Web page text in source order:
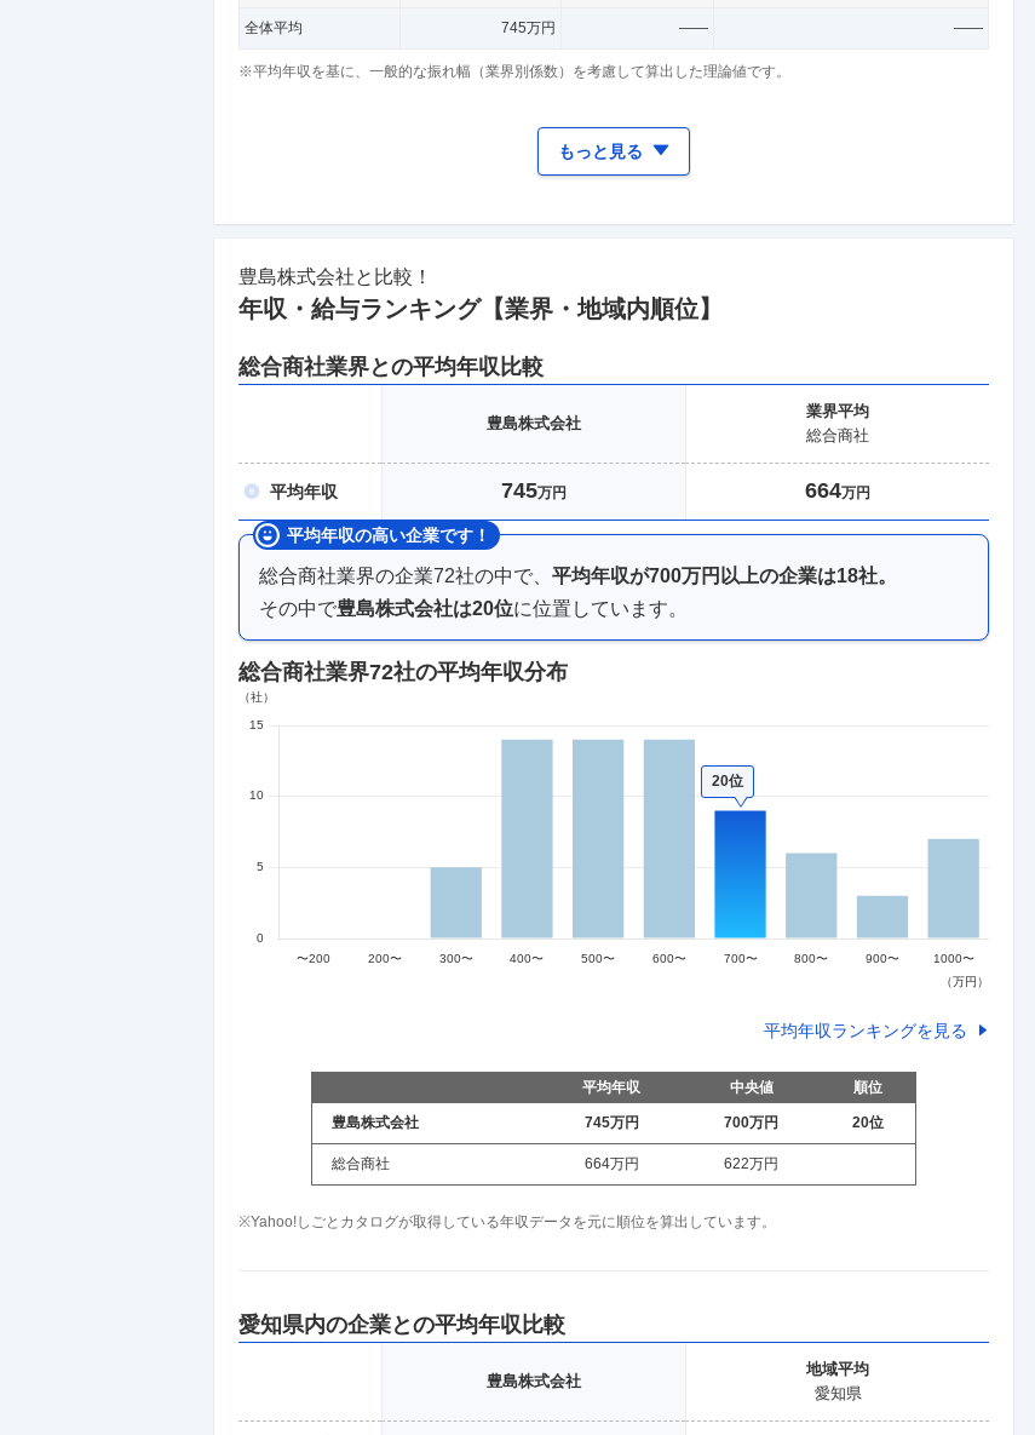
全体平均 745万円 —— ——
※平均年収を基に、一般的な振れ幅（業界別係数）を考慮して算出した理論値です。
もっと見る
豊島株式会社と比較！
年収・給与ランキング【業界 ・地域内順位】
総合商社業界との平均年収比較
豊島株式会社
業界平均
総合商社
平均年収 745万円 664万円
平均年収の高い企業です！
総合商社業界の企業72社の中で、 平均年収が700万円以上の企業は18社。
その中で豊島株式会社は20位に位置しています。
総合商社業界72社の平均年収分布
20位
平均年収ランキングを見る
平均年収 中央値 順位
豊島株式会社 745万円 700万円 20位
総合商社 664万円 622万円
※Yahoo!しごとカタログが取得している年収データを元に順位を算出しています。
愛知県内の企業との平均年収比較
豊島株式会社
地域平均
愛知県